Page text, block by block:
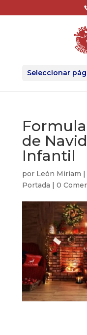
Seleccionar
de
Infantil
por León Miriam |
Portada | 0